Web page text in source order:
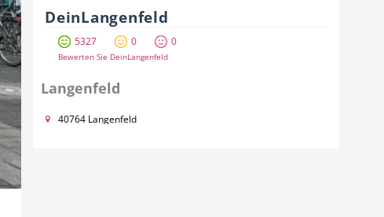
DeinLangenfeld
5327 0 0
Bewerten Sie DeinLangenfeld
Langenfeld
40764 Langenfeld